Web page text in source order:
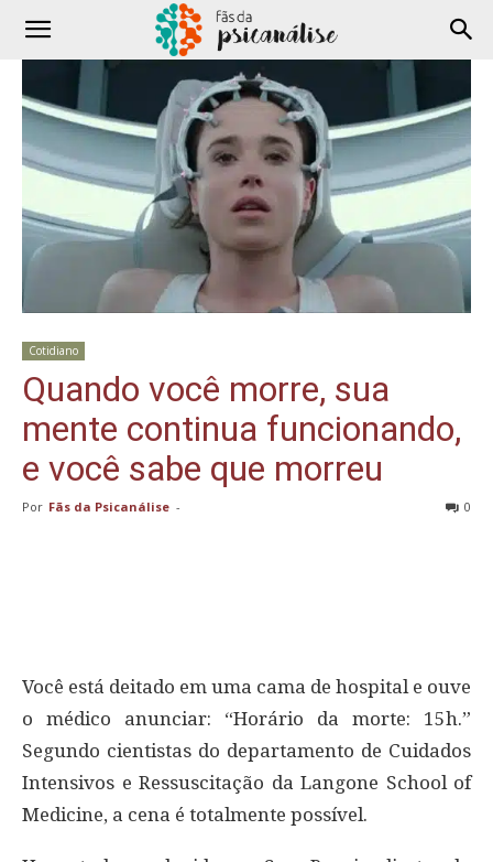
Cotidiano
Quando você morre, sua
mente continua funcionando,
e você sabe que morreu
Por Fãs da Psicanálise - 0
Você está deitado em uma cama de hospital e ouve
o médico anunciar: “Horário da morte: 15h.”
Segundo cientistas do departamento de Cuidados
Intensivos e Ressuscitação da Langone School of
Medicine, a cena é totalmente possível.